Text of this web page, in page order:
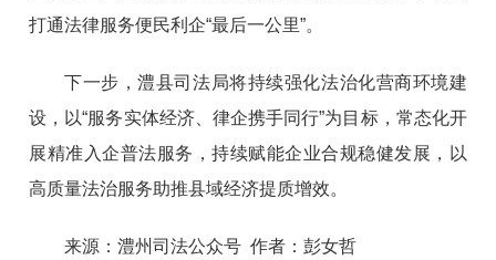
打通法律服务便民利企“最后一公里”。
下一步，澧县司法局将持续强化法治化营商环境建
设，以“服务实体经济、律企携手同行”为目标，常态化开
展精准入企普法服务，持续赋能企业合规稳健发展，以
高质量法治服务助推县域经济提质增效。
来源：澧州司法公众号 作者：彭女哲